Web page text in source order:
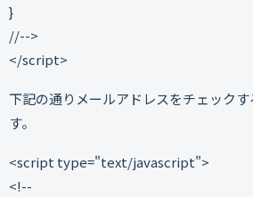
}
//-->
</script>
下記の通りメールアドレスをチェック
す。
<script type="text/javascript">
<!--